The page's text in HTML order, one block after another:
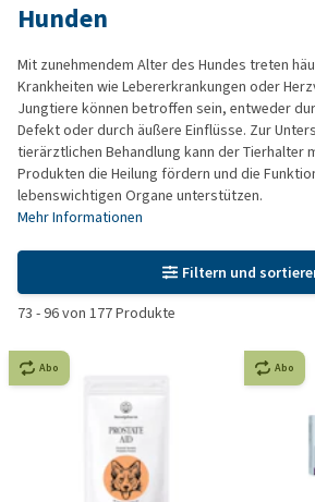
Hunden
Mit zunehmendem Alter des Hundes treten
Krankheiten wie Lebererkrankungen oder
Jungtiere können betroffen sein, entweder
Defekt oder durch äußere Einflüsse. Zur
tierärztlichen Behandlung kann der Tierhalter
Produkten die Heilung fördern und die
lebenswichtigen Organe unterstützen.
Mehr Informationen
Filtern und
73 -96von 177Produkte
Abo Abo